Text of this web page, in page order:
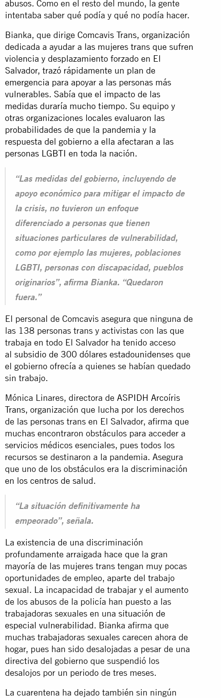
abusos. Como en el resto del mundo, la gente
intentaba saber qué podía y qué no podía hacer.
Bianka, que dirige Comcavis Trans, organización
dedicada a ayudar a las mujeres trans que sufren
violencia y desplazamiento forzado en El
Salvador, trazó rápidamente un plan de
emergencia para apoyar a las personas más
vulnerables. Sabía que el impacto de las
medidas duraría mucho tiempo. Su equipo y
otras organizaciones locales evaluaron las
probabilidades de que la pandemia y la
respuesta del gobierno a ella afectaran a las
personas LGBTI en toda la nación.
“Las medidas del gobierno, incluyendo de
apoyo económico para mitigar el impacto de
la crisis, no tuvieron un enfoque
diferenciado a personas que tienen
situaciones particulares de vulnerabilidad,
como por ejemplo las mujeres, poblaciones
LGBTI, personas con discapacidad, pueblos
originarios”, afirma Bianka. “Quedaron
fuera.”
El personal de Comcavis asegura que ninguna de
las 138 personas trans y activistas con las que
trabaja en todo El Salvador ha tenido acceso
al subsidio de 300 dólares estadounidenses que
el gobierno ofrecía a quienes se habían quedado
sin trabajo.
Mónica Linares, directora de ASPIDH Arcoíris
Trans, organización que lucha por los derechos
de las personas trans en El Salvador, afirma que
muchas encontraron obstáculos para acceder a
servicios médicos esenciales, pues todos los
recursos se destinaron a la pandemia. Asegura
que uno de los obstáculos era la discriminación
en los centros de salud.
“La situación definitivamente ha
empeorado”, señala.
La existencia de una discriminación
profundamente arraigada hace que la gran
mayoría de las mujeres trans tengan muy pocas
oportunidades de empleo, aparte del trabajo
sexual. La incapacidad de trabajar y el aumento
de los abusos de la policía han puesto a las
trabajadoras sexuales en una situación de
especial vulnerabilidad. Bianka afirma que
muchas trabajadoras sexuales carecen ahora de
hogar, pues han sido desalojadas a pesar de una
directiva del gobierno que suspendió los
desalojos por un periodo de tres meses.
La cuarentena ha dejado también sin ningún